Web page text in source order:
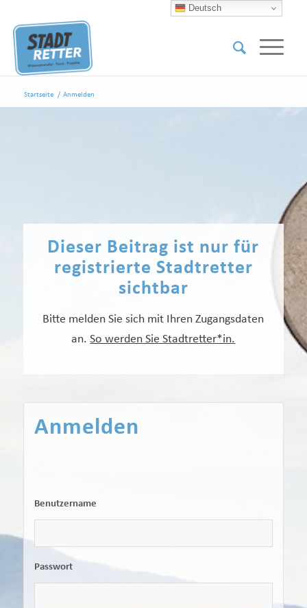
Startseite / Anmelden
Dieser Beitrag ist nur für
registrierte Stadtretter
sichtbar
Bitte melden Sie sich mit Ihren Zugangsdaten
an.So werden Sie Stadtretter*in.
Anmelden
Benutzername
Passwort
Deutsch